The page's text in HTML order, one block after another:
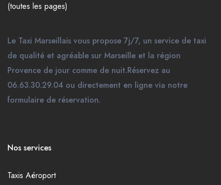
(toutes les pages)
Le Taxi Marseillais vous propose 7j/7, un service de taxi
de qualité et agréable sur Marseille et la région
Provence de jour comme de nuit.Réservez au
06.63.30.29.04 ou directement en ligne via notre
formulaire de réservation.
Nos services
Taxis Aéroport